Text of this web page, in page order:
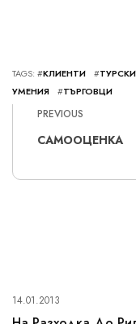
TAGS: #КЛИЕНТИ #
УМЕНИЯ
#ТЪРГОВЦИ
PREVIOUS
САМООЦЕНКА
14.01.2013